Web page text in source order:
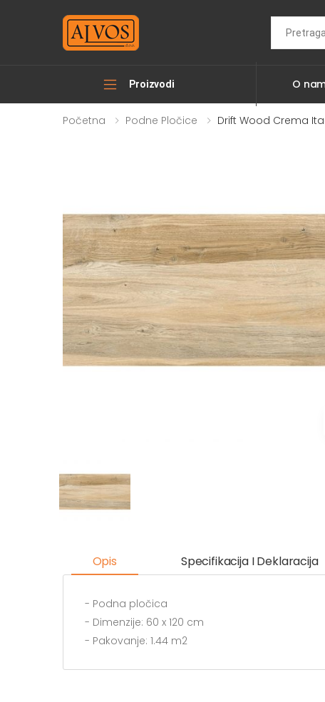
Proizvodi O
Početna Podne Pločice Drift Wood Crema
Opis Specifikacija I Deklaracija
- Podna pločica
- Dimenzije: 60 x 120 cm
- Pakovanje: 1.44 m2